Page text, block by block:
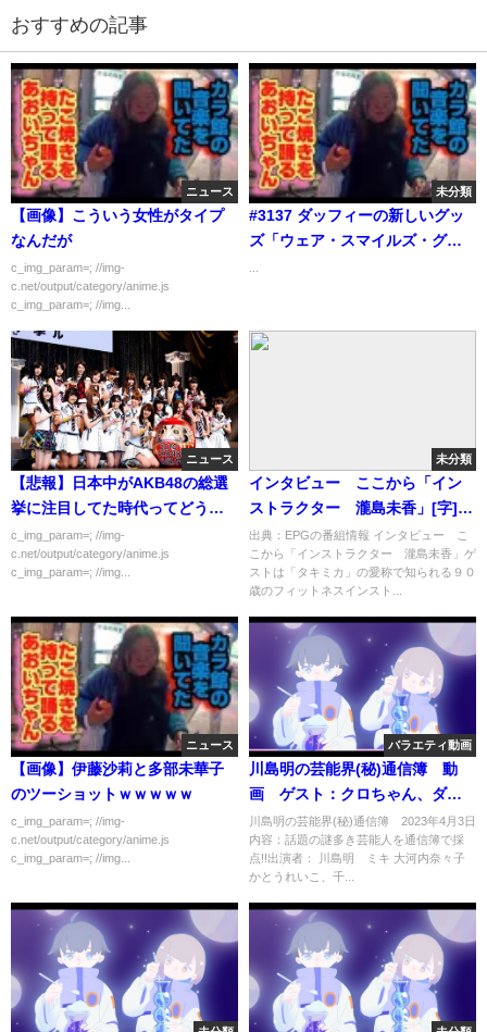
おすすめの記事
ニュース
【画像】こういう女性がタイプ
なんだが
c_img_param=; //img-
c.net/output/category/anime.js
c_img_param=; //img...
未分類
#3137 ダッフィーの新しいグッ
ズ「ウェア・スマイルズ・グロ
ニュース
【悲報】日本中がAKB48の総選
挙に注目してた時代ってどうか
してたよな？
c_img_param=; //img-
c.net/output/category/anime.js
c_img_param=; //img...
未分類
インタビュー ここから「イン
ストラクター 瀧島未香」[字]…
の番組内容解析まとめ
出典：EPGの番組情報 インタビュー こ
こから「インストラクター 瀧島未香」ゲ
ストは「タキミカ」の愛称で知られる９０
歳のフィットネスインスト...
ニュース
【画像】伊藤沙莉と多部未華子
のツーショットｗｗｗｗｗ
c_img_param=; //img-
c.net/output/category/anime.js
c_img_param=; //img...
バラエティ動画
川島明の芸能界(秘)通信簿 動
画 ゲスト：クロちゃん、ダイ
アン、豊ノ島、猪狩蒼弥 4月3
日
川島明の芸能界(秘)通信簿 2023年4月3日
内容：話題の謎多き芸能人を通信簿で採
点!!出演者： 川島明 ミキ 大河内奈々子
かとうれいこ、千...